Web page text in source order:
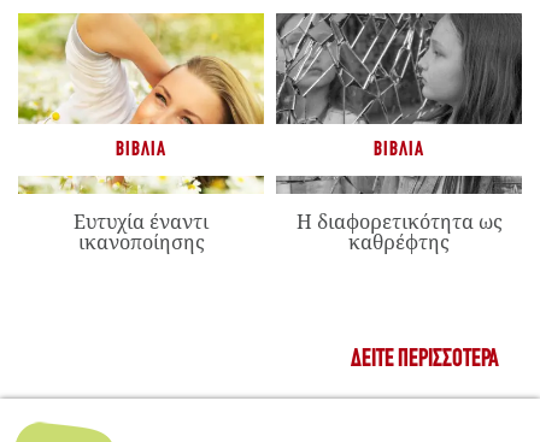
ΒΙΒΛΊΑ
Ευτυχία έναντι
ικανοποίησης
ΒΙΒΛΊΑ
Η διαφορετικότητα ως
καθρέφτης
ΔΕΊΤΕ ΠΕΡΙΣΣΌΤΕΡΑ